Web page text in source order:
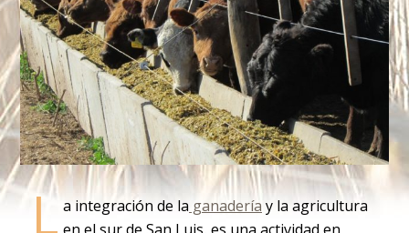
L a integración de la ganadería y la agricultura